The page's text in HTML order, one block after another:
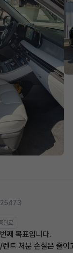
완료
째 목표입니다.
트 처분 손실은 줄